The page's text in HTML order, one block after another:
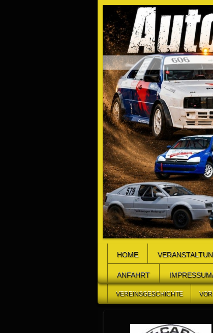
HOME
ANFAHRT
VEREINSGESCHICHTE